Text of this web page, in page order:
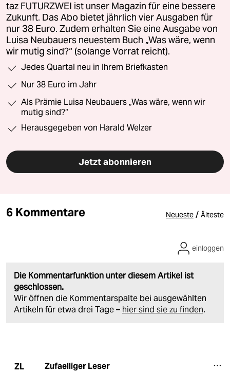
taz FUTURZWEI ist unser Magazin für eine bessere
Zukunft. Das Abo bietet jährlich vier Ausgaben für
nur 38 Euro. Zudem erhalten Sie eine Ausgabe von
Luisa Neubauers neuestem Buch „Was wäre, wenn
wir mutig sind?“ (solange Vorrat reicht).
Jedes Quartal neu in Ihrem Briefkasten
Nur 38 Euro im Jahr
Als Prämie Luisa Neubauers „Was wäre, wenn wir
mutig sind?“
Herausgegeben von Harald Welzer
Jetzt abonnieren
6 Kommentare Neueste / Älteste
Die Kommentarfunktion unter diesem Artikel ist
geschlossen.
Wir öffnen die Kommentarspalte bei ausgewählten
Artikeln für etwa drei Tage – hier sind sie zu finden.
einloggen
ZL Zufaelliger Leser